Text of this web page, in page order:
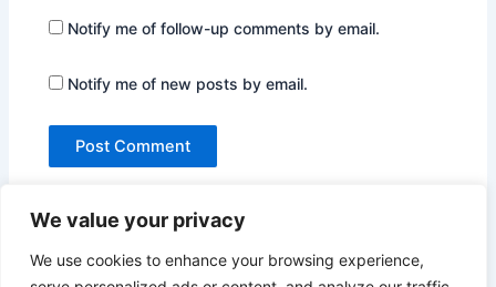
We value your privacy
We use cookies to enhance your browsing experience,
Notify me of follow-up comments by email.
Notify me of new posts by email.